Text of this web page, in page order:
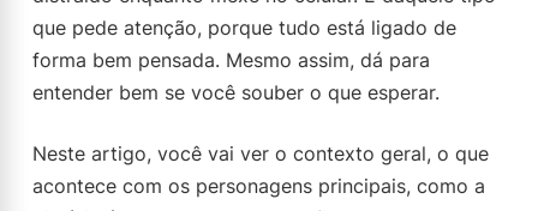
que pede atenção, porque tudo está ligado de
forma bem pensada. Mesmo assim, dá para
entender bem se você souber o que esperar.
Neste artigo, você vai ver o contexto geral, o que
acontece com os personagens principais, como a